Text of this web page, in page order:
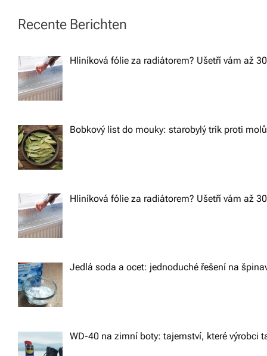
t
n
a
v
i
g
a
t
i
o
n
Recente Berichten
Hliníková fólie za radiátorem? Ušetří vám až
Bobkový list do mouky: starobylý trik proti
Hliníková fólie za radiátorem? Ušetří vám až
Jedlá soda a ocet: jednoduché řešení na
WD-40 na zimní boty: tajemství, které výrobci